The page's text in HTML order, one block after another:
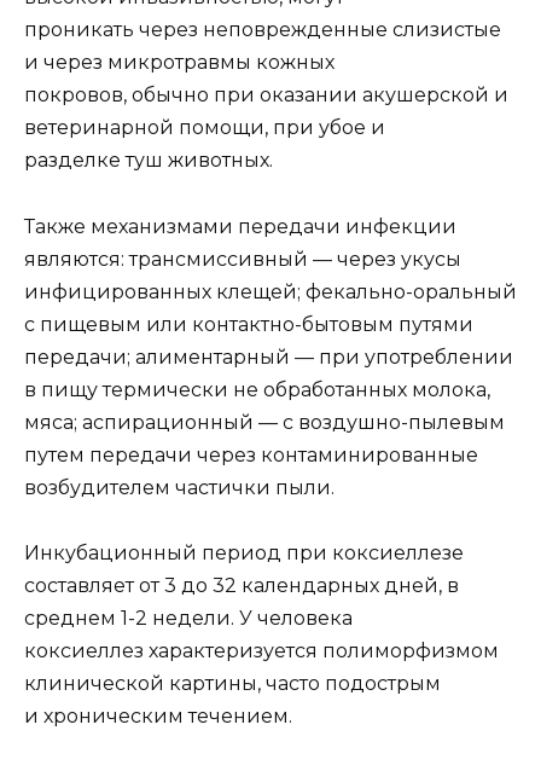
проникать через неповрежденные слизистые
и через микротравмы кожных
покровов, обычно при оказании акушерской и
ветеринарной помощи, при убое и
разделке туш животных.
Также механизмами передачи инфекции
являются: трансмиссивный — через укусы
инфицированных клещей; фекально-оральный
с пищевым или контактно-бытовым путями
передачи; алиментарный — при употреблении
в пищу термически не обработанных молока,
мяса; аспирационный — с воздушно-пылевым
путем передачи через контаминированные
возбудителем частички пыли.
Инкубационный период при коксиеллезе
составляет от 3 до 32 календарных дней, в
среднем 1-2 недели. У человека
коксиеллез характеризуется полиморфизмом
клинической картины, часто подострым
и хроническим течением.